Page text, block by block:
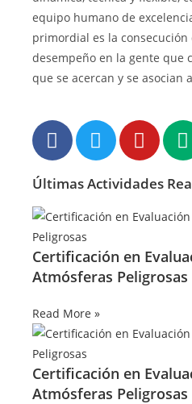
equipo humano de
primordial es la consecución
desempeño en la gente que
que se acercan y se asocian
Últimas Actividades
Certificación en
Atmósferas Peligrosas
Read More »
Certificación en
Atmósferas Peligrosas